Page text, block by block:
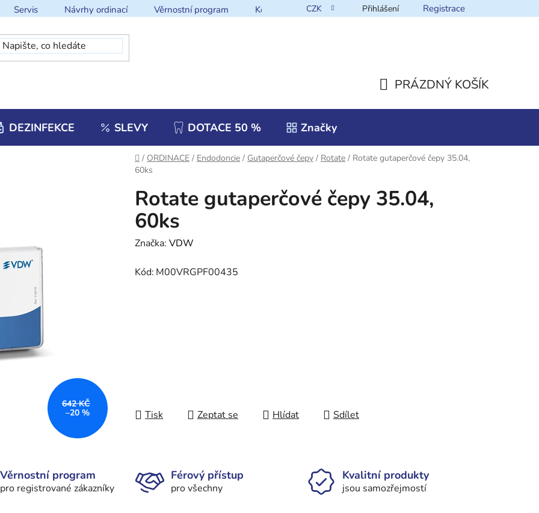
Servis Návrhy ordinací Věrnostní program Kontakt CZK Přihlášení Registrace
PRÁZDNÝ KOŠÍK
DEZINFEKCE SLEVY DOTACE 50 % Značky
Domů
/ ORDINACE / Endodoncie / Gutaperčové čepy / Rotate / Rotate gutaperčové čepy 35.04,
60ks
Rotate gutaperčové čepy 35.04,
60ks
Značka: VDW
Kód: M00VRGPF00435
Tisk Zeptat se Hlídat Sdílet
642 KČ
–20 %
Věrnostní program
pro registrované zákazníky
Férový přístup
pro všechny
Kvalitní produkty
jsou samozřejmostí